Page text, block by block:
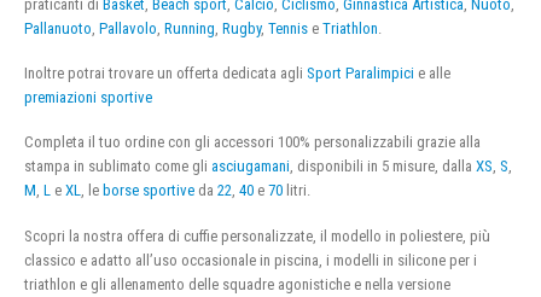
praticanti di Basket Beach sport Calcio Ciclismo Ginnastica Artistica Nuoto
Pallanuoto Pallavolo Running Rugby, Tennis e Triathlon
Inoltre potrai trovare un offerta dedicata agli Sport Paralimpici e alle
premiazioni sportive
Completa il tuo ordine con gli accessori 100% personalizzabili grazie alla
stampa in sublimato come gli asciugamani, disponibili in 5 misure, dalla XS, S,
M, L e XL, le borse sportive da 22, 40 e 70 litri.
Scopri la nostra offera di cuffie personalizzate, il modello in poliestere, più
classico e adatto all’uso occasionale in piscina, i modelli in silicone per i
triathlon e gli allenamento delle squadre agonistiche e nella versione